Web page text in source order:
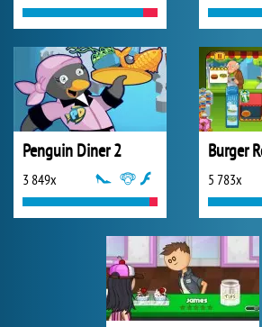
Penguin Diner 2
3 849x 5 783x